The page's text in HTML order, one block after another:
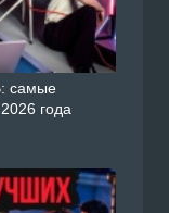
самые
года